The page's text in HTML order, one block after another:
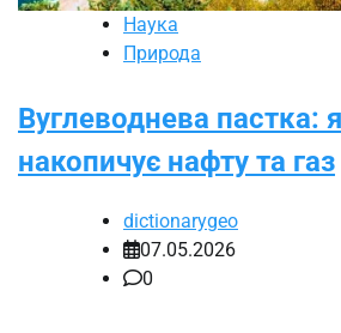
Наука
Природа
Вуглеводнева пастка:
накопичує нафту та газ
dictionarygeo
07.05.2026
0